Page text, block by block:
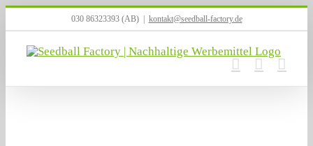
Inhalt
springen
030 86323393 (AB) kontakt@seedball-factory.de